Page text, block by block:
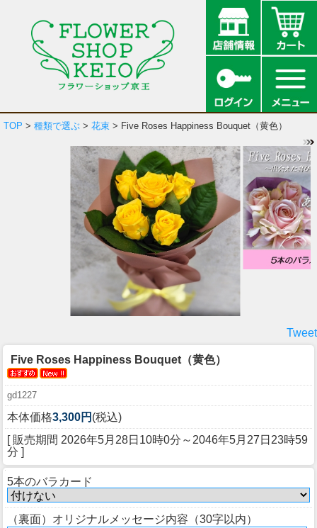
TOP > 種類で選ぶ > 花束 > Five Roses Happiness Bouquet（黄色）
Tweet
Five Roses Happiness Bouquet（黄色）
gd1227
本体価格3,300円 (税込)
[ 販売期間 2026年5月28日10時0分 ～ 2046年5月27日23時59
分 ]
5本のバラカード
（裏面）オリジナルメッセージ内容（30字以内）